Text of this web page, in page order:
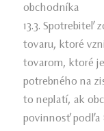
obchodníka
13.3. Spotrebiteľ
tovaru, ktoré
tovarom, ktoré
potrebného na
to neplatí, ak
povinnosť podľa